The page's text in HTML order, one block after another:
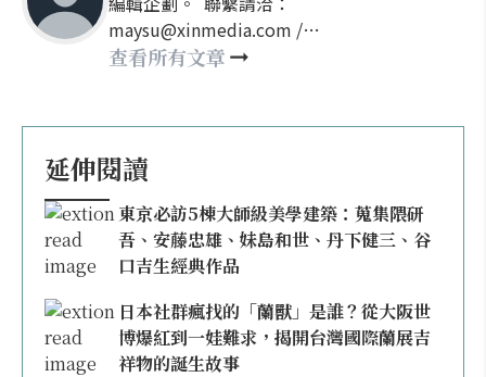
maysu@xinmedia.com /
may860527@gmail.com
查看所有文章
延伸閱讀
東京必訪5棟大師級美學建築：蒐集隈研
吾、安藤忠雄、妹島和世、丹下健三、谷
口吉生經典作品
日本社群瘋找的「蘭獸」是誰？從大阪世
博爆紅到一娃難求，揭開台灣國際蘭展吉
祥物的誕生故事